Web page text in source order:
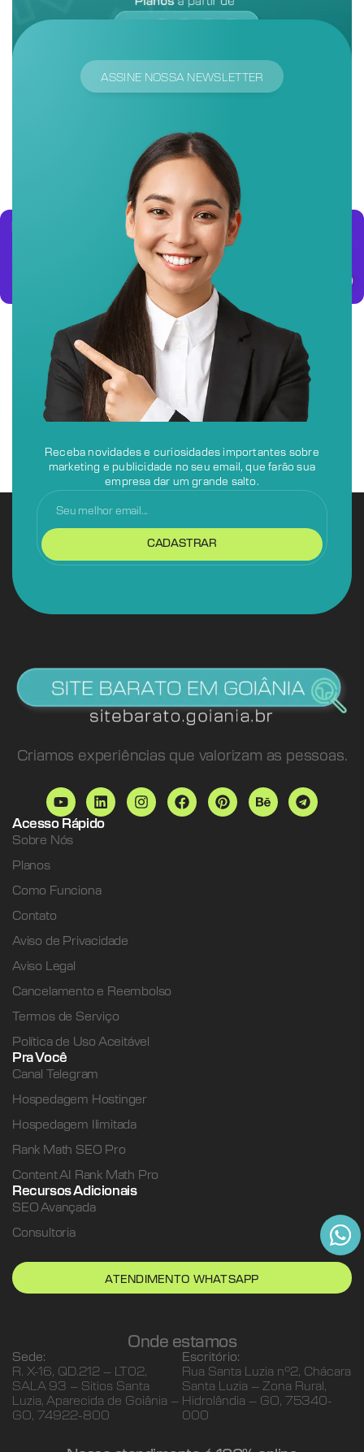
ASSINE NOSSA NEWSLETTER
Receba novidades e curiosidades importantes sobre
marketing e publicidade no seu email, que farão sua
empresa dar um grande salto.
CADASTRAR
Criamos experiências que valorizam as pessoas.
Acesso Rápido
Sobre Nós
Planos
Como Funciona
Contato
Aviso de Privacidade
Aviso Legal
Cancelamento e Reembolso
Termos de Serviço
Política de Uso Aceitável
Pra Você
Canal Telegram
Hospedagem Hostinger
Hospedagem Ilimitada
Rank Math SEO Pro
Content AI Rank Math Pro
Recursos Adicionais
SEO Avançada
Consultoria
ATENDIMENTO WHATSAPP
Onde estamos
Sede:
R. X-16, QD.212 – LT02,
SALA 93 – Sitios Santa
Luzia, Aparecida de Goiânia –
GO, 74922-800
Escritório:
Rua Santa Luzia nº2, Chácara
Santa Luzia – Zona Rural,
Hidrolândia – GO, 75340-
000